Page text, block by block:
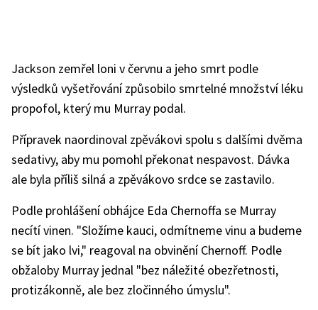
Jackson zemřel loni v červnu a jeho smrt podle
výsledků vyšetřování způsobilo smrtelné množství léku
propofol, který mu Murray podal.
Přípravek naordinoval zpěvákovi spolu s dalšími dvěma
sedativy, aby mu pomohl překonat nespavost. Dávka
ale byla příliš silná a zpěvákovo srdce se zastavilo.
Podle prohlášení obhájce Eda Chernoffa se Murray
necítí vinen. "Složíme kauci, odmítneme vinu a budeme
se bít jako lvi," reagoval na obvinění Chernoff. Podle
obžaloby Murray jednal "bez náležité obezřetnosti,
protizákonně, ale bez zločinného úmyslu".